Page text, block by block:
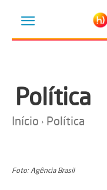
Política
Início Política
Foto: Agência Brasil